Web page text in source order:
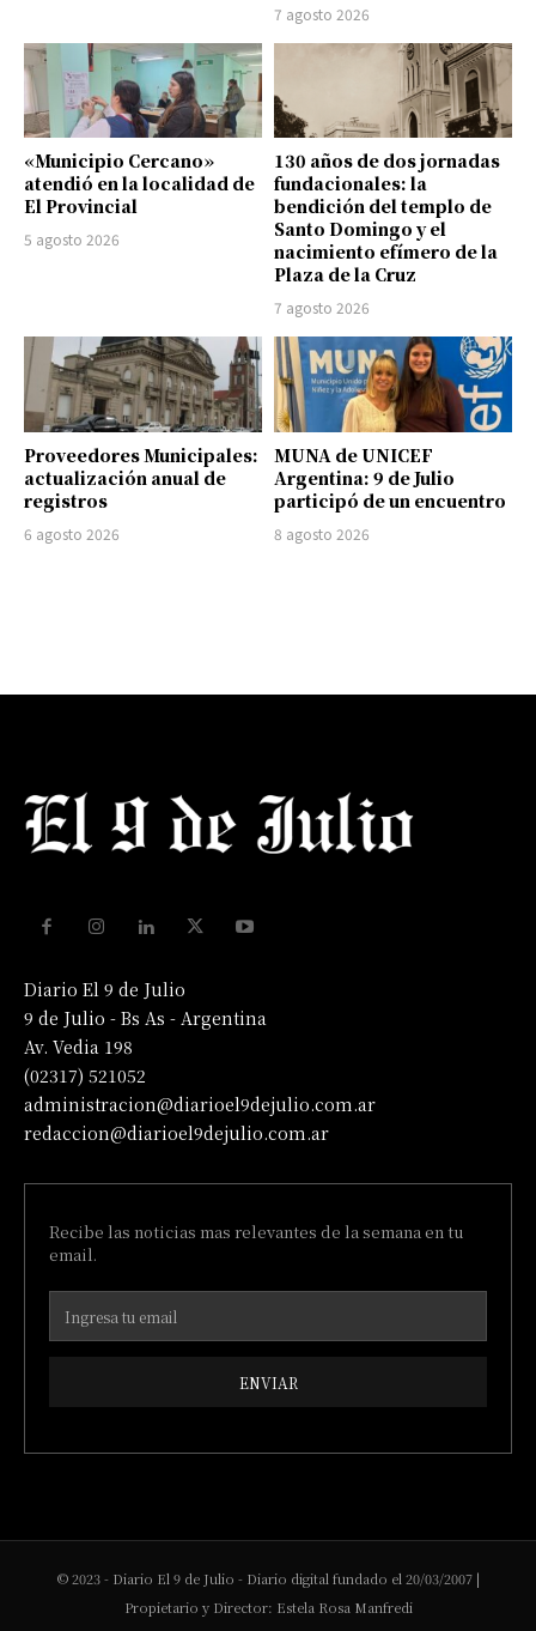
7 agosto 2026
«Municipio Cercano»
atendió en la localidad de
El Provincial
5 agosto 2026
130 años de dos jornadas
fundacionales: la
bendición del templo de
Santo Domingo y el
nacimiento efímero de la
Plaza de la Cruz
7 agosto 2026
Proveedores Municipales:
actualización anual de
registros
6 agosto 2026
MUNA de UNICEF
Argentina: 9 de Julio
participó de un encuentro
8 agosto 2026
Diario El 9 de Julio
9 de Julio - Bs As - Argentina
Av. Vedia 198
(02317) 521052
administracion@diarioel9dejulio.com.ar
redaccion@diarioel9dejulio.com.ar
Recibe las noticias mas relevantes de la semana en tu
email.
ENVIAR
© 2023 - Diario El 9 de Julio - Diario digital fundado el 20/03/2007 |
Propietario y Director: Estela Rosa Manfredi